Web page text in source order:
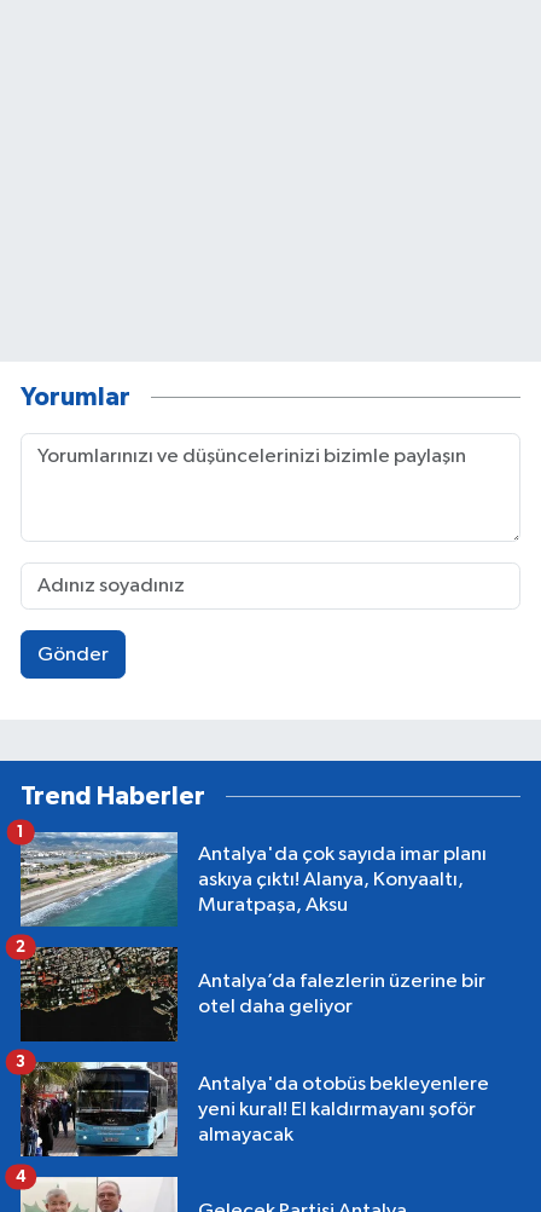
Yorumlar
Gönder
Trend Haberler
Antalya'da çok sayıda imar planı
askıya çıktı! Alanya, Konyaaltı,
Muratpaşa, Aksu
1
Antalya’da falezlerin üzerine bir
otel daha geliyor
2
Antalya'da otobüs bekleyenlere
yeni kural! El kaldırmayanı şoför
almayacak
3
4